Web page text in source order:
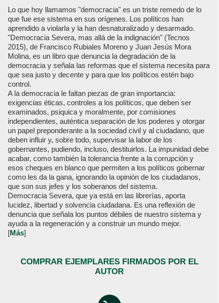
Lo que hoy llamamos "democracia" es un triste remedo de lo
que fue ese sistema en sus orígenes. Los políticos han
aprendido a violarla y la han desnaturalizado y desarmado.
"Democracia Severa, mas allá de la indignación" (Tecnos
2015), de Francisco Rubiales Moreno y Juan Jesús Mora
Molina, es un libro que denuncia la degradación de la
democracia y señala las reformas que el sistema necesita para
que sea justo y decente y para que los políticos estén bajo
control.
A la democracia le faltan piezas de gran importancia:
exigencias éticas, controles a los políticos, que deben ser
examinados, psiquica y moralmente, por comisiones
independientes, auténtica separación de los poderes y otorgar
un papel preponderante a la sociedad civil y al ciudadano, que
deben influir y, sobre todo, supervisar la labor de los
gobernantes, pudiendo, incluso, destituirlos. La impunidad debe
acabar, como también la tolerancia frente a la corrupción y
esos cheques en blanco que permiten a los políticos gobernar
como les da la gana, ignorando la opinión de los ciudadanos,
que son sus jefes y los soberanos del sistema.
Democracia Severa, que ya está en las librerías, aporta
lucidez, libertad y solvencia ciudadana. Es una reflexión de
denuncia que señala los puntos débiles de nuestro sistema y
ayuda a la regeneración y a construir un mundo mejor.
[Más]
COMPRAR EJEMPLARES FIRMADOS POR EL
AUTOR